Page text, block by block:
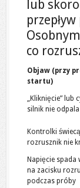
lub
co
Objaw (przy
startu)
„Kliknięcie” lub
silnik nie odpala
Kontrolki
rozrusznik nie
Napięcie spada
na zacisku
podczas próby